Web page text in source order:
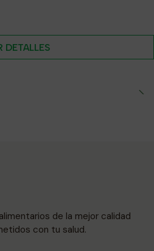
DETALLES
de la mejor calidad
con tu salud.